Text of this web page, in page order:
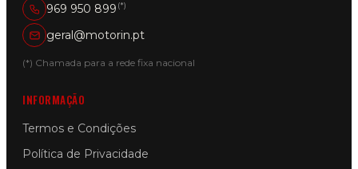
969 950 899 (*)
geral@motorin.pt
(*) Chamada para a rede fixa nacional
INFORMAÇÃO
Termos e Condições
Política de Privacidade